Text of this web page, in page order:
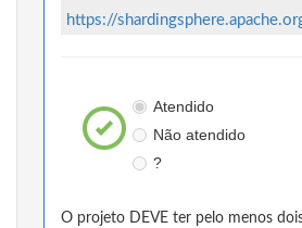
https://
Atendido
Não atendido
?
O projeto DEVE ter pelo menos